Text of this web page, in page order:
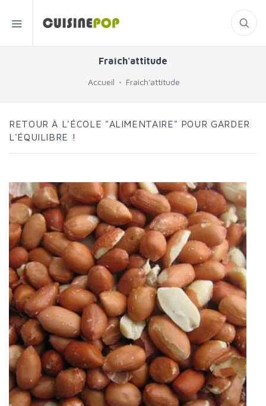
Fraîch'attitude
Accueil Fraîch'attitude
RETOUR À L'ÉCOLE "ALIMENTAIRE" POUR GARDER
L'ÉQUILIBRE !